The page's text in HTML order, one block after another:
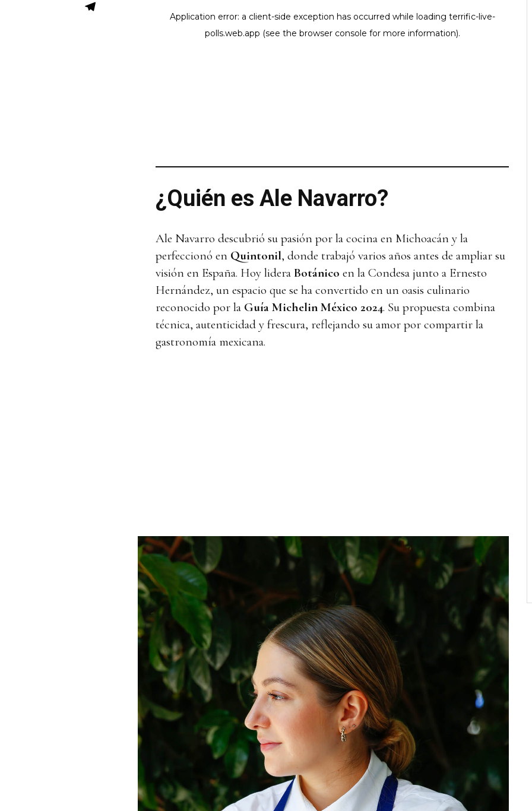
¿Quién es Ale Navarro?
Ale Navarro descubrió su pasión por la cocina en Michoacán y la
perfeccionó en Quintonil, donde trabajó varios años antes de ampliar su
visión en España. Hoy lidera Botánico en la Condesa junto a Ernesto
Hernández, un espacio que se ha convertido en un oasis culinario
reconocido por la Guía Michelin México 2024. Su propuesta combina
técnica, autenticidad y frescura, reflejando su amor por compartir la
gastronomía mexicana.